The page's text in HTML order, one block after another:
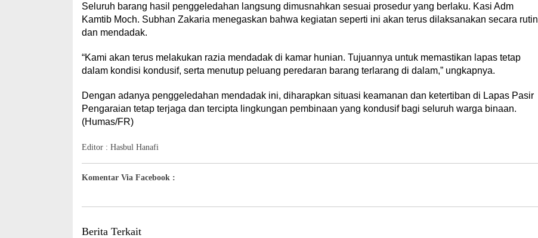
Seluruh barang hasil penggeledahan langsung dimusnahkan sesuai prosedur yang berlaku. Kasi Adm
Kamtib Moch. Subhan Zakaria menegaskan bahwa kegiatan seperti ini akan terus dilaksanakan secara rutin
dan mendadak.
“Kami akan terus melakukan razia mendadak di kamar hunian. Tujuannya untuk memastikan lapas tetap
dalam kondisi kondusif, serta menutup peluang peredaran barang terlarang di dalam,” ungkapnya.
Dengan adanya penggeledahan mendadak ini, diharapkan situasi keamanan dan ketertiban di Lapas Pasir
Pengaraian tetap terjaga dan tercipta lingkungan pembinaan yang kondusif bagi seluruh warga binaan.
(Humas/FR)
Editor : Hasbul Hanafi
Komentar Via Facebook :
Berita Terkait